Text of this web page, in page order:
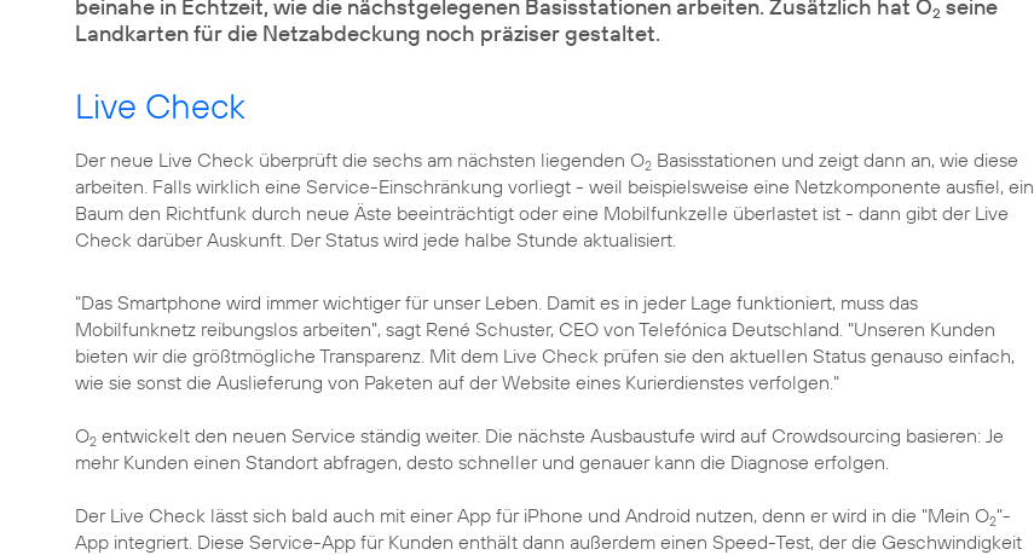
beinahe in Echtzeit, wie die nächstgelegenen Basisstationen arbeiten. Zusätzlich hat O2 seine
Landkarten für die Netzabdeckung noch präziser gestaltet.
Live Check
Der neue Live Check überprüft die sechs am nächsten liegenden O2 Basisstationen und zeigt dann an, wie diese
arbeiten. Falls wirklich eine Service-Einschränkung vorliegt - weil beispielsweise eine Netzkomponente ausfiel, ein
Baum den Richtfunk durch neue Äste beeinträchtigt oder eine Mobilfunkzelle überlastet ist - dann gibt der Live
Check darüber Auskunft. Der Status wird jede halbe Stunde aktualisiert.
"Das Smartphone wird immer wichtiger für unser Leben. Damit es in jeder Lage funktioniert, muss das
Mobilfunknetz reibungslos arbeiten", sagt René Schuster, CEO von Telefónica Deutschland. "Unseren Kunden
bieten wir die größtmögliche Transparenz. Mit dem Live Check prüfen sie den aktuellen Status genauso einfach,
wie sie sonst die Auslieferung von Paketen auf der Website eines Kurierdienstes verfolgen."
O2 entwickelt den neuen Service ständig weiter. Die nächste Ausbaustufe wird auf Crowdsourcing basieren: Je
mehr Kunden einen Standort abfragen, desto schneller und genauer kann die Diagnose erfolgen.
Der Live Check lässt sich bald auch mit einer App für iPhone und Android nutzen, denn er wird in die "Mein O2"-
App integriert. Diese Service-App für Kunden enthält dann außerdem einen Speed-Test, der die Geschwindigkeit